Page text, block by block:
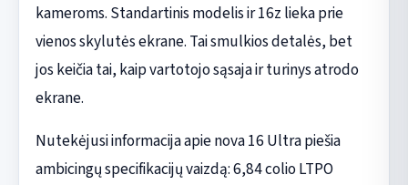
kameroms. Standartinis modelis ir 16z lieka prie
vienos skylutės ekrane. Tai smulkios detalės, bet
jos keičia tai, kaip vartotojo sąsaja ir turinys atrodo
ekrane.
Nutekėjusi informacija apie nova 16 Ultra piešia
ambicingų specifikacijų vaizdą: 6,84 colio LTPO